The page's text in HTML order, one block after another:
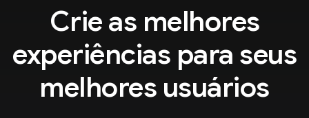
Crie as melhores
experiências para seus
melhores usuários